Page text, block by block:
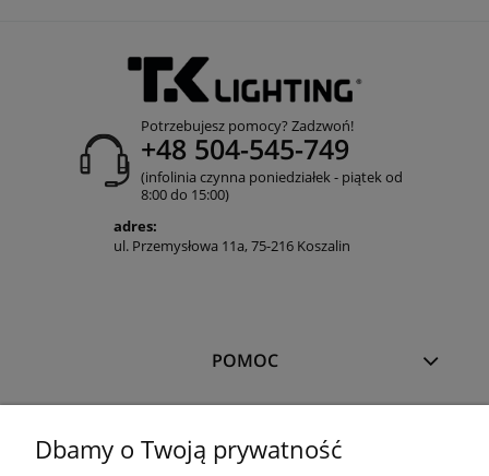
Potrzebujesz pomocy? Zadzwoń!
+48 504-545-749
(infolinia czynna poniedziałek - piątek od
8:00 do 15:00)
adres:
ul. Przemysłowa 11a, 75-216 Koszalin
POMOC
Dbamy o Twoją prywatność